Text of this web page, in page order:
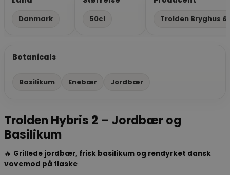
Danmark 50cl Trolden Bryghus
Botanicals
Basilikum Enebær Jordbær
Trolden Hybris 2 – Jordbær og
Basilikum
🔥 Grillede jordbær, frisk basilikum og rendyrket dansk
vovemod på flaske